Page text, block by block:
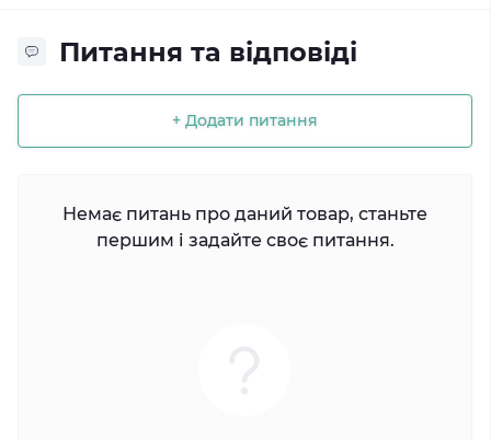
Питання та відповіді
+ Додати питання
Немає питань про даний товар, станьте
першим і задайте своє питання.